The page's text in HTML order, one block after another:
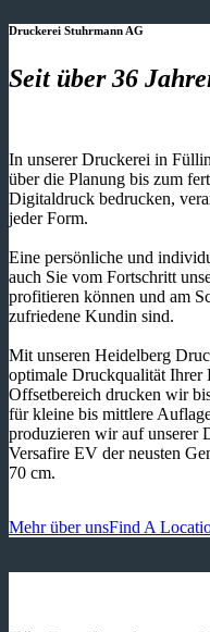
Druckerei Stuhrmann AG
Seit über 36
In unserer Druckerei in
über die Planung bis zum
Digitaldruck bedrucken,
jeder Form.
Eine persönliche und
auch Sie vom Fortschritt
profitieren können und am
zufriedene Kundin sind.
Mit unseren Heidelberg
optimale Druckqualität Ihrer
Offsetbereich drucken wir
für kleine bis mittlere
produzieren wir auf unserer
Versafire EV der neusten
70 cm.
Mehr über unsFind A